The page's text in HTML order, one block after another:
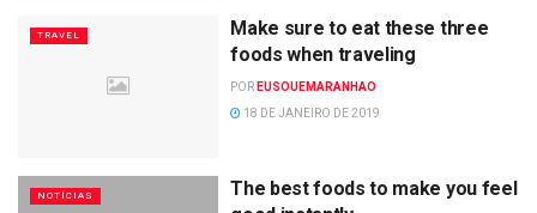
TRAVEL
Make sure to eat these three
foods when traveling
POR EUSOUEMARANHAO
18 DE JANEIRO DE 2019
NOTÍCIAS
The best foods to make you feel